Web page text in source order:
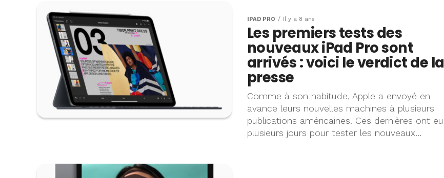
IPAD PRO Il y a 8 ans
Les premiers tests des
nouveaux iPad Pro sont
arrivés : voici le verdict de la
presse
Comme à son habitude, Apple a envoyé en
avance leurs nouvelles machines à plusieurs
publications américaines. Ces dernières ont eu
plusieurs jours pour tester les nouveaux...